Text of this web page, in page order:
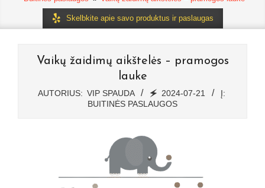
Skelbkite apie savo produktus ir paslaugas
Vaikų žaidimų aikštelės – pramogos
lauke
AUTORIUS: VIP SPAUDA 🗲 2024-07-21
Į:
BUITINĖS PASLAUGOS